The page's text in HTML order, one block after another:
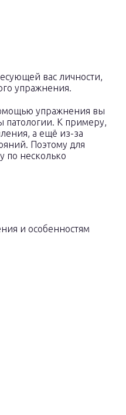
вас личности,
упражнения.
упражнения вы
патологии. К примеру,
а ещё из-за
Поэтому для
по несколько
и особенностям